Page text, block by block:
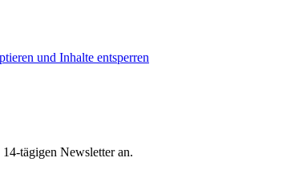
und Inhalte entsperren
tägigen Newsletter an.